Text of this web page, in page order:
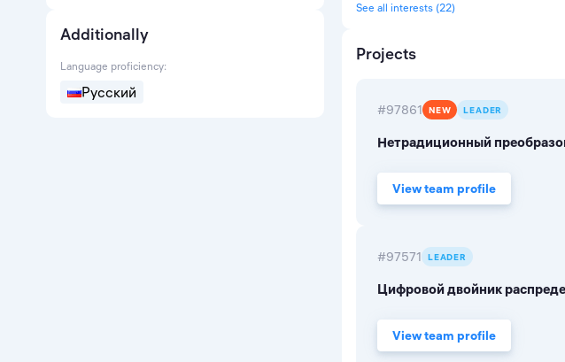
Additionally
Language proficiency:
Русский
See all interests (22)
Projects
#97861 NEW LEADER
Нетрадиционный
View team profile
#97571 LEADER
Цифровой двойник
View team profile